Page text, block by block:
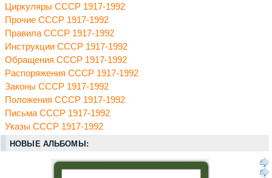
Циркуляры СССР 1917-1992
Прочие СССР 1917-1992
Правила СССР 1917-1992
Инструкции СССР 1917-1992
Обращения СССР 1917-1992
Распоряжения СССР 1917-1992
Законы СССР 1917-1992
Положения СССР 1917-1992
Письма СССР 1917-1992
Указы СССР 1917-1992
НОВЫЕ АЛЬБОМЫ: